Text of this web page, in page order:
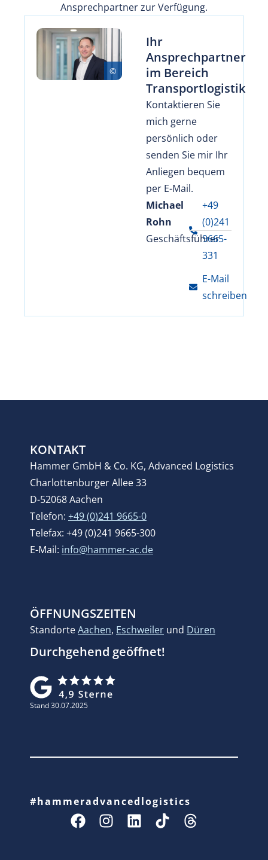
Ansprechpartner zur Verfügung.
Ihr
Ansprechpartner
im Bereich
Transportlogistik
Kontaktieren Sie
mich gerne
persönlich oder
senden Sie mir Ihr
Anliegen bequem
per E-Mail.
Michael
Rohn
Geschäftsführer
+49
(0)241
9665-
331
E-Mail
schreiben
KONTAKT
Hammer GmbH & Co. KG, Advanced Logistics
Charlottenburger Allee 33
D-52068 Aachen
Telefon: +49 (0)241 9665-0
Telefax: +49 (0)241 9665-300
E-Mail: info@hammer-ac.de
ÖFFNUNGSZEITEN
StandorteAachen, Eschweiler und Düren
Durchgehend geöffnet!
Stand 30.07.2025
#hammeradvancedlogistics